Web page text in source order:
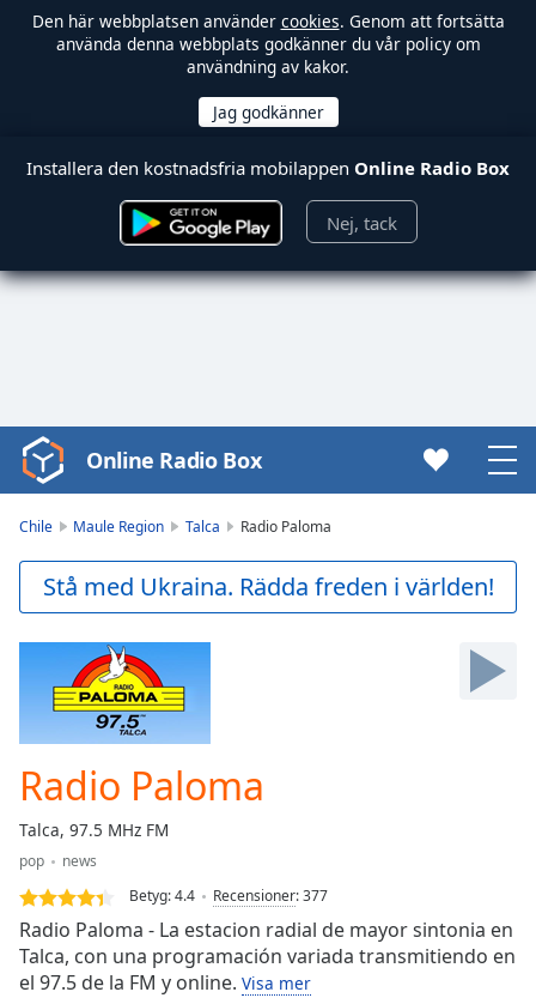
Den här webbplatsen använder cookies. Genom att fortsätta
använda denna webbplats godkänner du vår policy om
användning av kakor.
Installera den kostnadsfria mobilappen Online Radio Box
Nej, tack
Video
Player
Play
Video
Forward
Mute
Current
Time0:00
Duration
Loaded:
0.00%
Stream
TypeLIVE
Seek to
Online Radio Box
Chile Maule Region Talca Radio Paloma
Stå med Ukraina. Rädda freden i världen!
Radio Paloma
Talca, 97.5 MHz FM
pop
news
Betyg:4.4 Recensioner:377
Radio Paloma - La estacion radial de mayor sintonia en
Talca, con una programación variada transmitiendo en
el 97.5 de la FM y online. Visa mer